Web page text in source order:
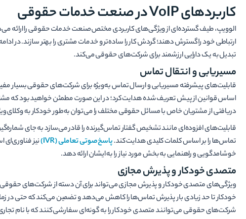
کاربردهای VoIP در صنعت خدمات حقوقی
تبدیل به یک دارایی ارزشمند برای شرکت‌های حقوقی می‌کند.
مسیریابی و انتقال تماس
قابلیت­‌های پیشرفته مسیریابی و ارسال تماس به‌­ویژه برای شرکت‌­های حقوقی بسیار
اساس قوانین از پیش تعریف شده هدایت کرد؛ در این صورت مطمئن خواهید بود که
دریافتی از مشتریان خاص با مسائل حقوقی مختلف را می‌توان به‌طور خودکار به وکلای
قابلیت­‌های افزوده‌­ای مانند تشخیص گفتار تماس‌­گیرنده را قادر می‌­سازد به جای
تماس‌­ها را بر اساس کلمات کلیدی هدایت کند.پاسخ صوتی تعاملی (IVR
)نیز فناوری‌ای
خوشامدگویی و راهنمایی به بخش مورد نیاز را به ایشان ارائه دهد.
متصدی خودکار و پذیرش مجازی
ویژگی‌های متصدی خودکار و پذیرش مجازی می‌تواند برای آن دسته از شرکت‌های حقوقی
خودکار تا حد زیادی بار پذیرش تماس‌­ها را کاهش می­‌دهد و تضمین می‌­کند که حتی در
شرکت‌های حقوقی می‌توانند متصدی خودکار را به گونه‌ای سفارشی کنند که با نام